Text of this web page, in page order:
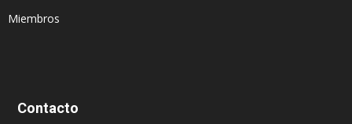
Miembros
Contacto